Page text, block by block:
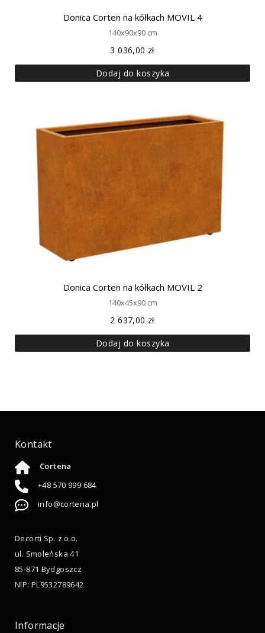
Donica Corten na kółkach MOVIL 4
140x90x90 cm
3 036,00 zł
Dodaj do koszyka
Donica Corten na kółkach MOVIL 2
140x45x90 cm
2 637,00 zł
Dodaj do koszyka
Kontakt
Cortena
+48 570 999 684
info@cortena.pl
Decorti Sp. z o.o.
ul. Smoleńska 41
85-871 Bydgoszcz
NIP: PL9532789642
Informacje